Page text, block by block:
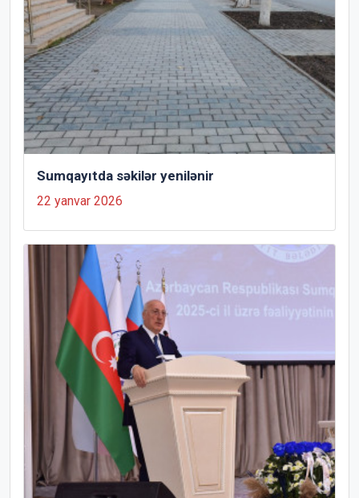
Sumqayıtda səkilər yenilənir
22 yanvar 2026